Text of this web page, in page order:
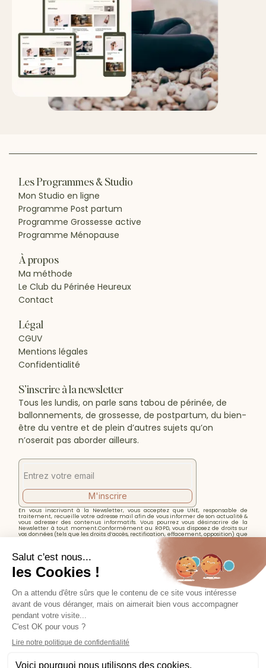
Les Programmes & Studio
Mon Studio en ligne
Programme Post partum
Programme Grossesse active
Programme Ménopause
À propos
Ma méthode
Le Club du Périnée Heureux
Contact
Légal
CGUV
Mentions légales
Confidentialité
S’inscrire à la newsletter
Tous les lundis, on parle sans tabou de périnée, de
ballonnements, de grossesse, de postpartum, du bien-
être du ventre et de plein d’autres sujets qu’on
n’oserait pas aborder ailleurs.
M'inscrire
En vous inscrivant à la Newsletter, vous acceptez que UNE, responsable de
traitement, recueille votre adresse mail afin de vous informer de son actualité &
vous adresser des contenus informatifs. Vous pourrez vous désinscrire de la
Newsletter à tout moment.Conformément au RGPD, vous disposez de droits sur
vos données (tels que les droits d’accès, rectification, effacement, opposition) que
vous pourrez exercer en écrivant à l’adresse mail clarissernx@gmail.com. Pour
Politique de confidentialité.